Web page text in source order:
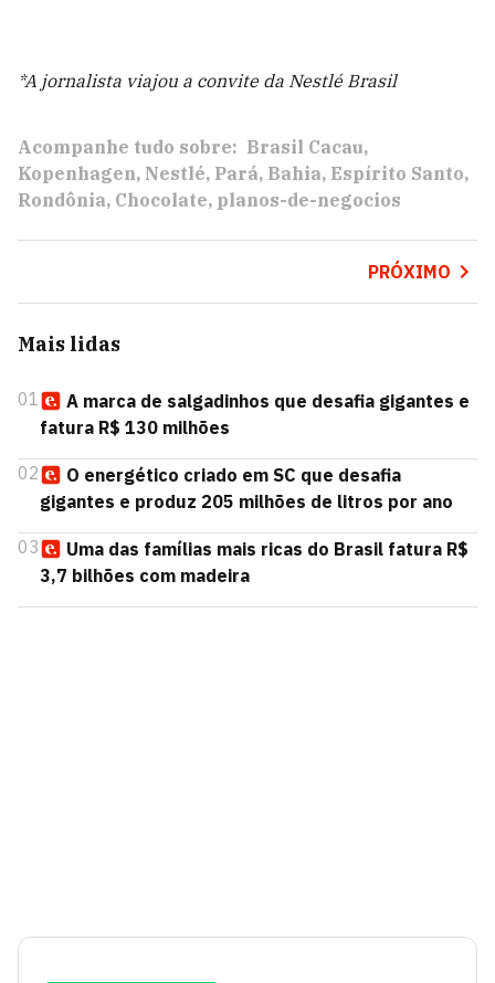
*A jornalista viajou a convite da Nestlé Brasil
Acompanhe tudo sobre: Brasil Cacau
Kopenhagen Nestlé Pará Bahia Espírito Santo
Rondônia Chocolate planos-de-negocios
PRÓXIMO
Mais lidas
01
A marca de salgadinhos que desafia gigantes e
fatura R$ 130 milhões
02
O energético criado em SC que desafia
gigantes e produz 205 milhões de litros por ano
03
Uma das famílias mais ricas do Brasil fatura R$
3,7 bilhões com madeira